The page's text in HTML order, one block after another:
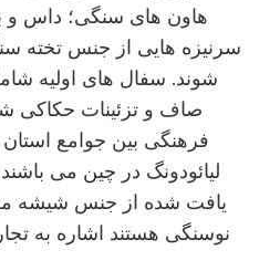
هاون های سنگی؛ داس و
سرنیزه هایی از جنس تخته
شوند. سفال های اولیه
صاف و تزئینات حکاکی
فرهنگی بین جوامع استان
لیائودونگ در چین می
یافت شده از جنس شیشه
نوسنگی هستند اشاره به